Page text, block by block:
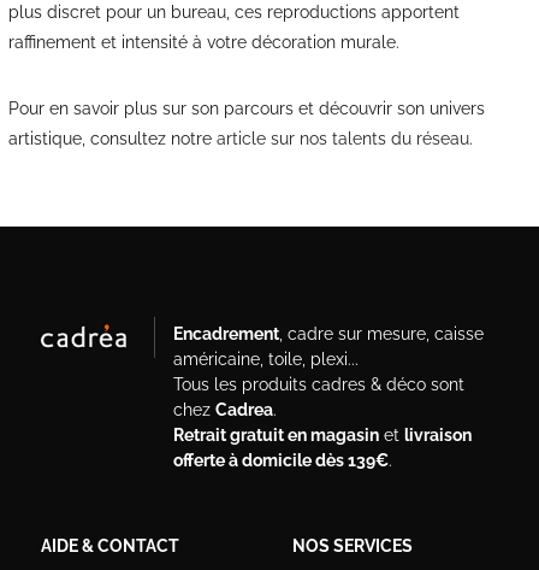
plus discret pour un bureau, ces reproductions apportent
raffinement et intensité à votre décoration murale.
Pour en savoir plus sur son parcours et découvrir son univers
artistique, consultez notre article sur nos talents du réseau.
Encadrement, cadre sur mesure, caisse
américaine, toile, plexi...
Tous les produits cadres & déco sont
chez Cadrea.
Retrait gratuit en magasinet livraison
offerte à domicile dès 139€.
AIDE & CONTACT
NOS SERVICES